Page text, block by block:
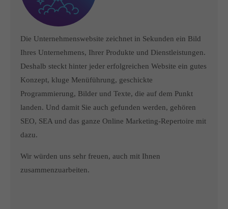
Die Unternehmenswebsite zeichnet in Sekunden ein Bild
Ihres Unternehmens, Ihrer Produkte und Dienstleistungen.
Deshalb steckt hinter jeder erfolgreichen Website ein gutes
Konzept, kluge Menüführung, geschickte
Programmierung, Bilder und Texte, die auf dem Punkt
landen. Und damit Sie auch gefunden werden, gehören
SEO, SEA und das ganze Online Marketing-Repertoire mit
dazu.
Wir würden uns sehr freuen, auch mit Ihnen
zusammenzuarbeiten.